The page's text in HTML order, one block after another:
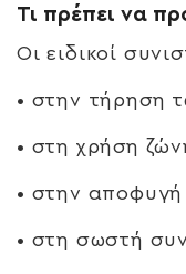
Τι πρέπει να
Οι ειδικοί
• στην τήρηση
• στη χρήση
• στην αποφυγή
• στη σωστή